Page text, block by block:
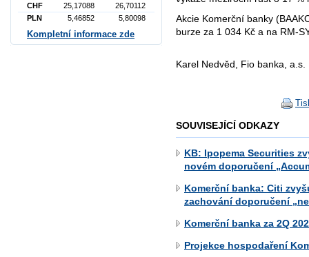
Akcie Komerční banky
burze za 1 034 Kč a na RM-
Karel Nedvěd, Fio banka, a.s.
SOUVISEJÍCÍ ODKAZY
KB: Ipopema Securities
novém doporučení
Komerční banka: Citi
zachování doporučení
Komerční banka za 2Q
Projekce hospodaření
CHF
25,17088
26,70112
PLN
5,46852 5,80098
Kompletní informace zde